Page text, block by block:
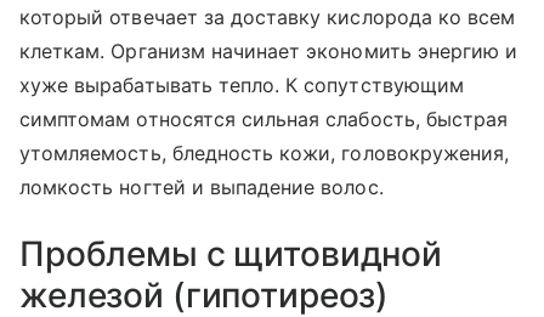
который отвечает за доставку кислорода ко всем
клеткам. Организм начинает экономить энергию и
хуже вырабатывать тепло. К сопутствующим
симптомам относятся сильная слабость, быстрая
утомляемость, бледность кожи, головокружения,
ломкость ногтей и выпадение волос.
Проблемы с щитовидной
железой (гипотиреоз)